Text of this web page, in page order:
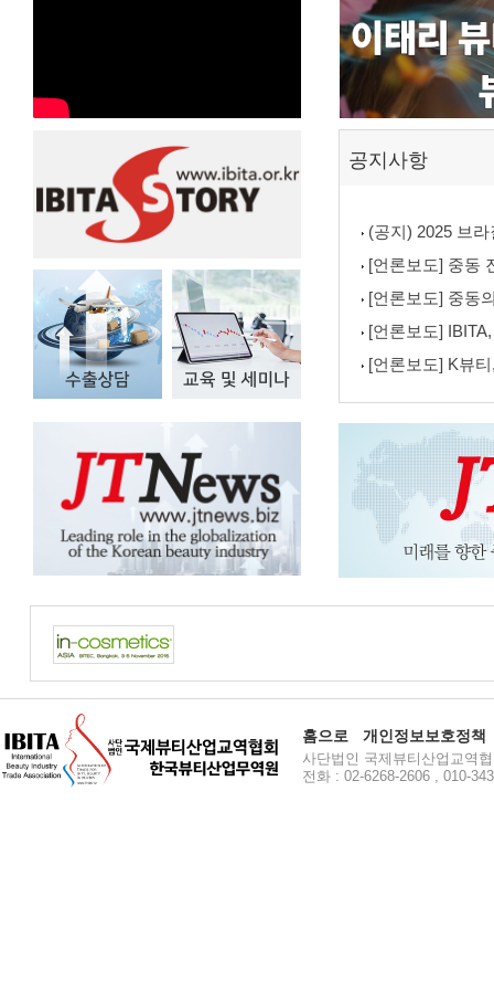
공지사항
(공지) 2025 브
[언론보도] 중동
[언론보도] 중동
[언론보도]
[언론보도] K뷰
홈으로 개인정보보호정책
사단법인 국제뷰티산업교역
전화 : 02-6268-2606 , 010-